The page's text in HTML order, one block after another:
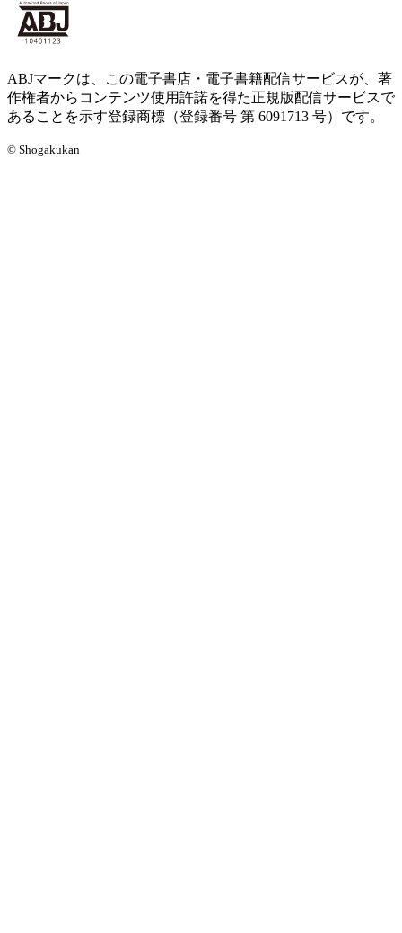
ABJマークは、この電子書店・電子書籍配信サービスが、著
作権者からコンテンツ使用許諾を得た正規版配信サービスで
あることを示す登録商標（登録番号 第 6091713 号）です。
© Shogakukan